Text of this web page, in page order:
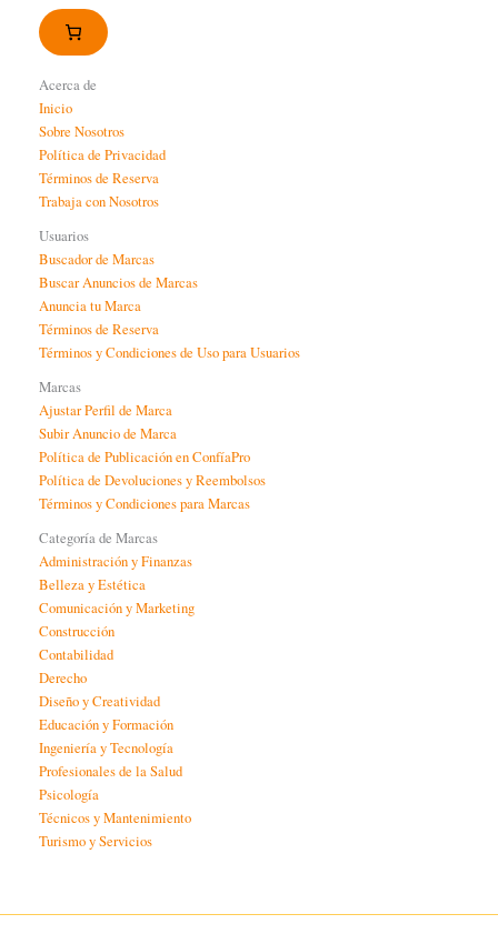
Acerca de
Inicio
Sobre Nosotros
Política de Privacidad
Términos de Reserva
Trabaja con Nosotros
Usuarios
Buscador de Marcas
Buscar Anuncios de Marcas
Anuncia tu Marca
Términos de Reserva
Términos y Condiciones de Uso para Usuarios
Marcas
Ajustar Perfil de Marca
Subir Anuncio de Marca
Política de Publicación en ConfíaPro
Política de Devoluciones y Reembolsos
Términos y Condiciones para Marcas
Categoría de Marcas
Administración y Finanzas
Belleza y Estética
Comunicación y Marketing
Construcción
Contabilidad
Derecho
Diseño y Creatividad
Educación y Formación
Ingeniería y Tecnología
Profesionales de la Salud
Psicología
Técnicos y Mantenimiento
Turismo y Servicios